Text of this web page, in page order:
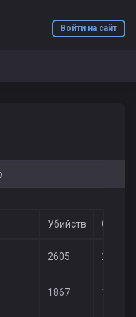
Войти на сайт
Убийств
2605 2641
1867 1746